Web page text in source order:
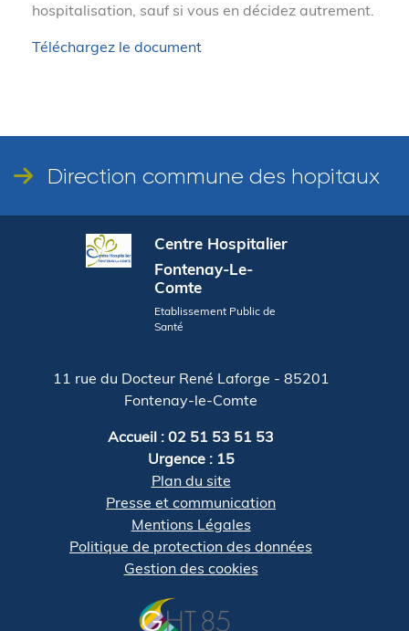
hospitalisation, sauf si vous en décidez autrement.
Téléchargez le document
Direction commune des hopitaux
Centre Hospitalier
Fontenay-Le-
Comte
Etablissement Public de
Santé
11 rue du Docteur René Laforge - 85201
Fontenay-le-Comte
Accueil : 02 51 53 51 53
Urgence : 15
Plan du site
Presse et communication
Mentions Légales
Politique de protection des données
Gestion des cookies